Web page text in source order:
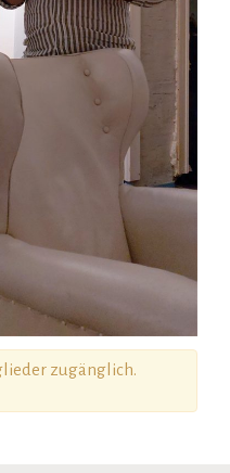
zugänglich.